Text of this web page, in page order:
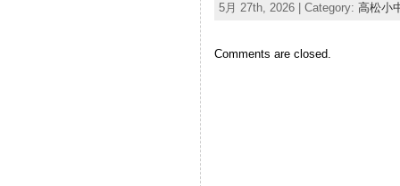
5月 27th, 2026 | Category: 高松小
Comments are closed.